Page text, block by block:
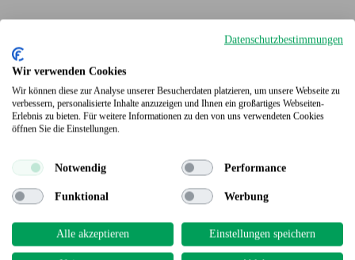
Terrassendielen
Datenschutzbestimmungen
Wir verwenden Cookies
Wir können diese zur Analyse unserer Besucherdaten platzieren, um unsere Webseite zu
verbessern, personalisierte Inhalte anzuzeigen und Ihnen ein großartiges Webseiten-
Erlebnis zu bieten. Für weitere Informationen zu den von uns verwendeten Cookies
öffnen Sie die Einstellungen.
Notwendig Performance
Funktional Werbung
Alle akzeptieren Einstellungen speichern